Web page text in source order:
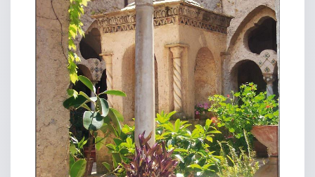
ein solches Gedenken wohl der vornehmste Dienst, den
ein Pate übernehmen kann.
Gebet für ein Patenkind
Herr, ich denke an die Taufe meines Patenkindes
und an meine eigene Taufe.
Ich danke dir für dieses Zeichen der Liebe.
Es hat mich mit dir und meinem Patenkind näher
verbunden.
Ich bitte dich, behüte mein Patenkind in den Gefahren
des Lebens.
Umgib es mit deiner und unserer Liebe.